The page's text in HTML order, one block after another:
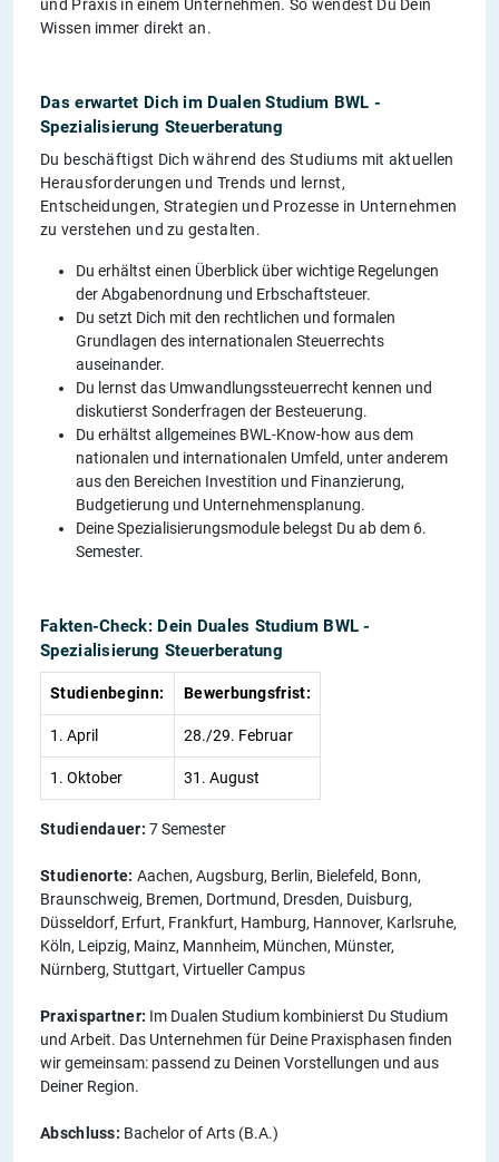
und Praxis in einem Unternehmen. So wendest Du Dein
Wissen immer direkt an.
Das erwartet Dich im Dualen Studium BWL -
Spezialisierung Steuerberatung
Du beschäftigst Dich während des Studiums mit aktuellen
Herausforderungen und Trends und lernst,
Entscheidungen, Strategien und Prozesse in Unternehmen
zu verstehen und zu gestalten.
Du erhältst einen Überblick über wichtige Regelungen
der Abgabenordnung und Erbschaftsteuer.
Du setzt Dich mit den rechtlichen und formalen
Grundlagen des internationalen Steuerrechts
auseinander.
Du lernst das Umwandlungssteuerrecht kennen und
diskutierst Sonderfragen der Besteuerung.
Du erhältst allgemeines BWL-Know-how aus dem
nationalen und internationalen Umfeld, unter anderem
aus den Bereichen Investition und Finanzierung,
Budgetierung und Unternehmensplanung.
Deine Spezialisierungsmodule belegst Du ab dem 6.
Semester.
Fakten-Check: Dein Duales Studium BWL -
Spezialisierung Steuerberatung
Studienbeginn: Bewerbungsfrist:
1. April 28./29. Februar
1. Oktober 31. August
Studiendauer: 7 Semester
Studienorte: Aachen, Augsburg, Berlin, Bielefeld, Bonn,
Braunschweig, Bremen, Dortmund, Dresden, Duisburg,
Düsseldorf, Erfurt, Frankfurt, Hamburg, Hannover, Karlsruhe,
Köln, Leipzig, Mainz, Mannheim, München, Münster,
Nürnberg, Stuttgart, Virtueller Campus
Praxispartner: Im Dualen Studium kombinierst Du Studium
und Arbeit. Das Unternehmen für Deine Praxisphasen finden
wir gemeinsam: passend zu Deinen Vorstellungen und aus
Deiner Region.
Abschluss: Bachelor of Arts (B.A.)